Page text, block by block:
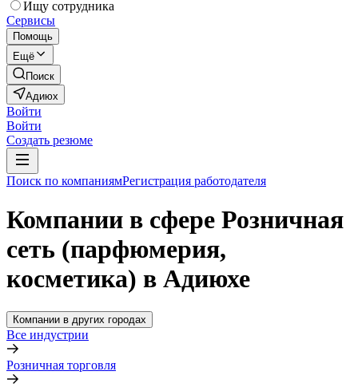
Ищу сотрудника
Сервисы
Помощь
Ещё
Поиск
Адиюх
Войти
Войти
Создать резюме
Поиск по компаниямРегистрация работодателя
Компании в сфере Розничная
сеть (парфюмерия,
косметика) в Адиюхе
Компании в других городах
Все индустрии
Розничная торговля